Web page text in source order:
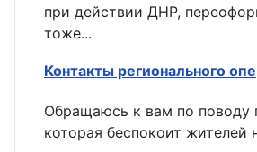
при действии ДНР,
тоже...
Обращаюсь к вам по поводу
которая беспокоит жителей